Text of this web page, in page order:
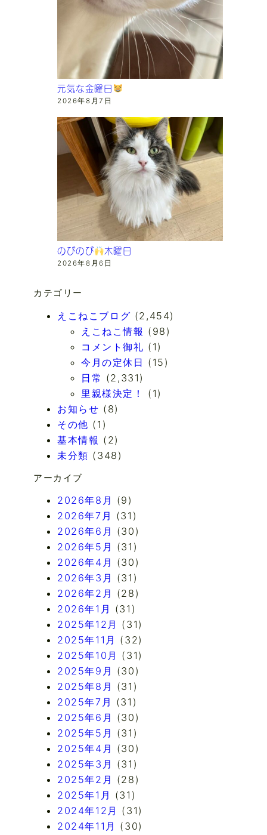
元気な金曜日
2026年8月7日
のびのび 木曜日
2026年8月6日
カテゴリー
えこねこブログ (2,454)
えこねこ情報 (98)
コメント御礼 (1)
今月の定休日 (15)
日常 (2,331)
里親様決定！
(1)
お知らせ (8)
その他 (1)
基本情報 (2)
未分類 (348)
アーカイブ
2026年8月 (9)
2026年7月 (31)
2026年6月 (30)
2026年5月 (31)
2026年4月 (30)
2026年3月 (31)
2026年2月 (28)
2026年1月 (31)
2025年12月 (31)
2025年11月 (32)
2025年10月 (31)
2025年9月 (30)
2025年8月 (31)
2025年7月 (31)
2025年6月 (30)
2025年5月 (31)
2025年4月 (30)
2025年3月 (31)
2025年2月 (28)
2025年1月 (31)
2024年12月 (31)
2024年11月 (30)